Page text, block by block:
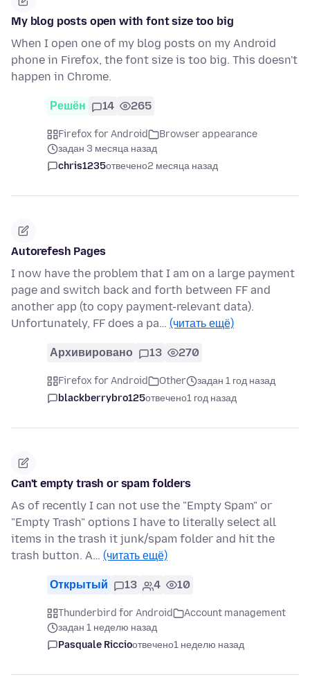
My blog posts open with font size too big
When I open one of my blog posts on my Android
phone in Firefox, the font size is too big. This doesn't
happen in Chrome.
Решён 14 265
Firefox for Android
Browser appearance
задан 3 месяца назад
chris1235отвечено2 месяца назад
Autorefesh Pages
I now have the problem that I am on a large payment
page and switch back and forth between FF and
another app (to copy payment-relevant data).
Unfortunately, FF does a pa… (читать ещё)
Архивировано 13 270
Firefox for Android Other
задан 1 год назад
blackberrybro125отвечено1 год назад
Can't empty trash or spam folders
As of recently I can not use the "Empty Spam" or
"Empty Trash" options I have to literally select all
items in the trash it junk/spam folder and hit the
trash button. A… (читать ещё)
Открытый 13 4 10
Thunderbird for Android
Account management
задан 1 неделю назад
Pasquale Riccioотвечено1 неделю назад